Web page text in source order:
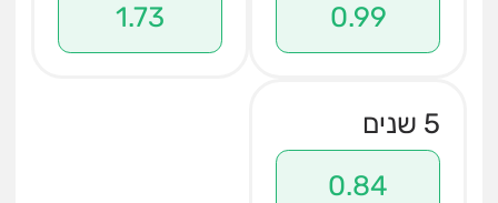
0.99
1.73
5 שנים
0.84